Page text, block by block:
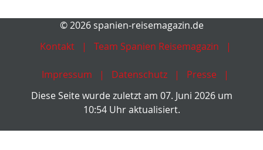
© 2026 spanien-reisemagazin.de
Kontakt
Team Spanien Reisemagazin
Impressum Datenschutz
Presse
Diese Seite wurde zuletzt am 07. Juni 2026 um
10:54 Uhr aktualisiert.